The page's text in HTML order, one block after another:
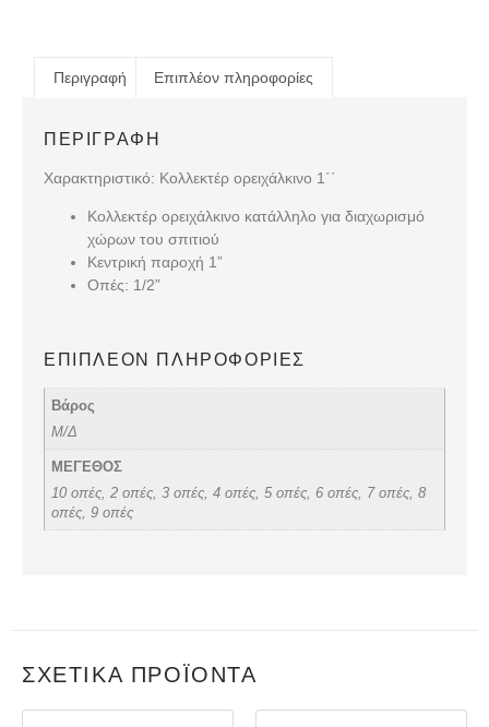
Περιγραφή Επιπλέον πληροφορίες
ΠΕΡΙΓΡΑΦΉ
Χαρακτηριστικό: Κολλεκτέρ ορειχάλκινο 1΄΄
Κολλεκτέρ ορειχάλκινο κατάλληλο για διαχωρισμό
χώρων του σπιτιού
Κεντρική παροχή 1”
Οπές: 1/2”
ΕΠΙΠΛΈΟΝ ΠΛΗΡΟΦΟΡΊΕΣ
Βάρος
Μ/Δ
ΜΕΓΕΘΟΣ
10 οπές, 2 οπές, 3 οπές, 4 οπές, 5 οπές, 6 οπές, 7 οπές, 8
οπές, 9 οπές
ΣΧΕΤΙΚΆ ΠΡΟΪΌΝΤΑ